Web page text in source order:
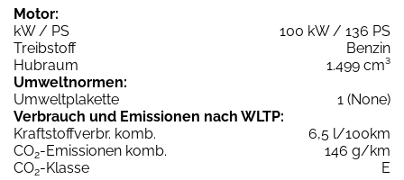
Motor:
kW / PS
100 kW / 136 PS
Treibstoff
Benzin
Hubraum
1.499 cm³
Umweltnormen:
Umweltplakette
1 (None)
Verbrauch und Emissionen nach WLTP:
Kraftstoffverbr. komb.
6,5 l/100km
CO2-Emissionen komb.
146 g/km
CO2-Klasse
E